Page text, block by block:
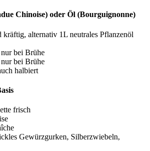
Chinoise) oder Öl (Bourguignonne)
kräftig, alternativ 1L neutrales Pflanzenöl
nur bei Brühe
nur bei Brühe
halbiert
frisch
Gewürzgurken, Silberzwiebeln,